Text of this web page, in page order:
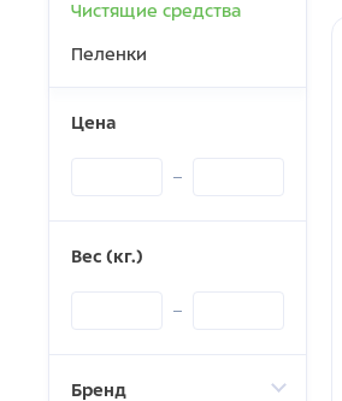
Чистящие средства
Пеленки
Цена
Вес (кг.)
Бренд